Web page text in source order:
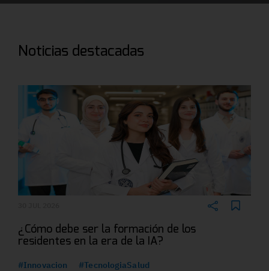
Noticias destacadas
¿Cómo debe ser la formación de los
residentes en la era de la IA?
#Innovacion
#TecnologiaSalud